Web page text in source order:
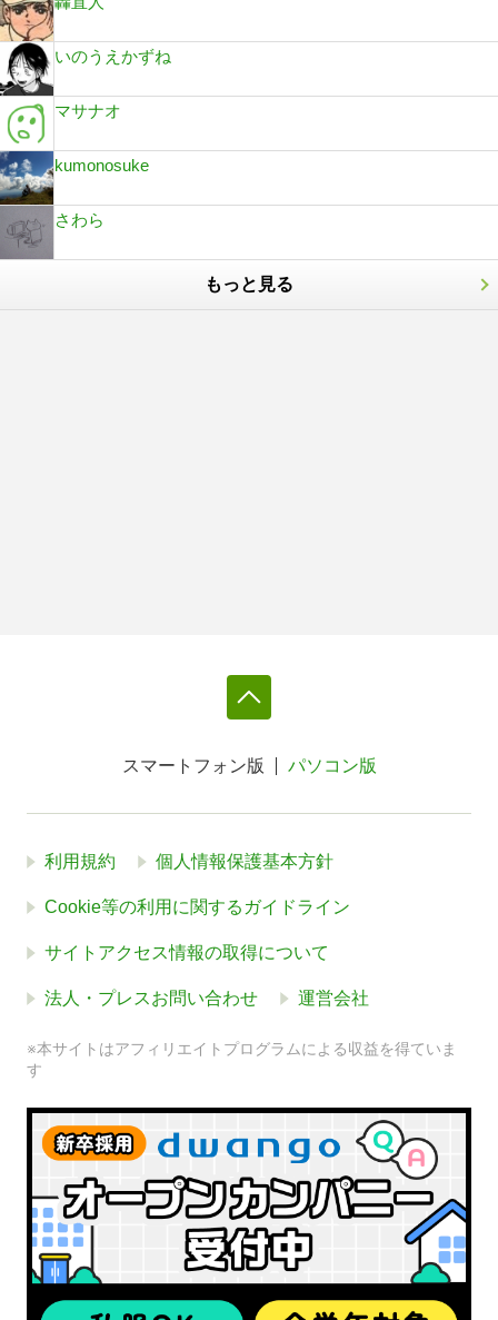
いのうえかずね
マサナオ
kumonosuke
さわら
もっと見る
スマートフォン版 パソコン版
利用規約 個人情報保護基本方針
Cookie等の利用に関するガイドライン
サイトアクセス情報の取得について
法人・プレスお問い合わせ 運営会社
※本サイトはアフィリエイトプログラムによる収益を得ていま
す